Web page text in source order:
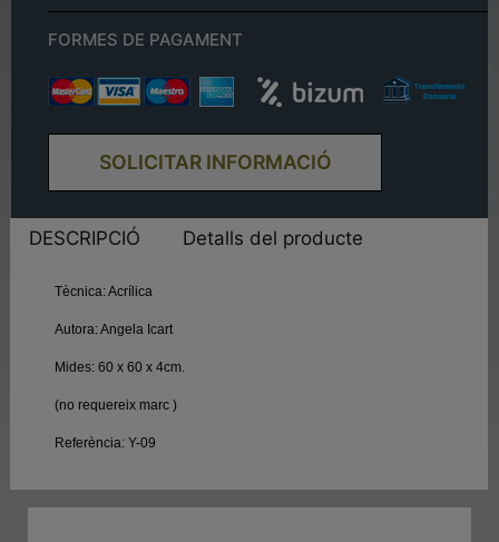
FORMES DE PAGAMENT
SOLICITAR INFORMACIÓ
DESCRIPCIÓ Detalls del producte
Tècnica:Acrílica
Autora:Angela Icart
Mides: 60 x 60 x 4cm.
(no requereix marc )
Referència: Y-09